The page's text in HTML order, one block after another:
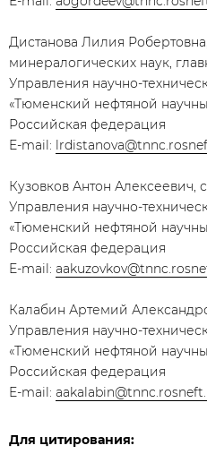
Дистанова Лилия
минералогических наук,
Управления научно-
«Тюменский нефтяной
Российская федерация
E-mail:
Кузовков Антон
Управления научно-
«Тюменский нефтяной
Российская федерация
E-mail:
Калабин Артемий
Управления научно-
«Тюменский нефтяной
Российская федерация
E-mail:
Для цитирования: